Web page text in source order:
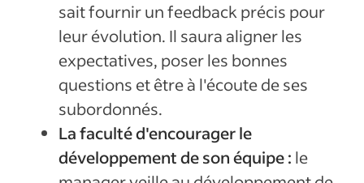
sait fournir un feedback précis pour
leur évolution. Il saura aligner les
expectatives, poser les bonnes
questions et être à l'écoute de ses
subordonnés.
La faculté d'encourager le
développement de son équipe : le